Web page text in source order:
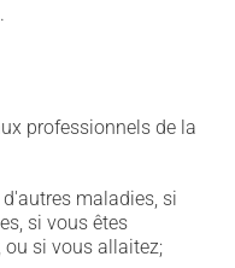
professionnels de la
maladies, si
si vous êtes
ou si vous allaitez;